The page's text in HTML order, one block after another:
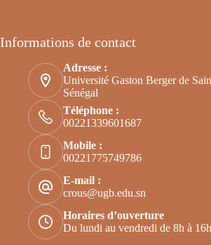
Informations de contact
Adresse :
Université Gaston Berger de
Sénégal
Téléphone :
00221339601687
Mobile :
00221775749786
E-mail :
crous@ugb.edu.sn
Horaires d’ouverture
Du lundi au vendredi de 8h à 16h